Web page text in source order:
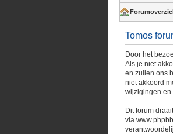
Tomos
Door het
Als je niet
en zullen ons
niet akkoord
wijzigingen en
Dit forum
via